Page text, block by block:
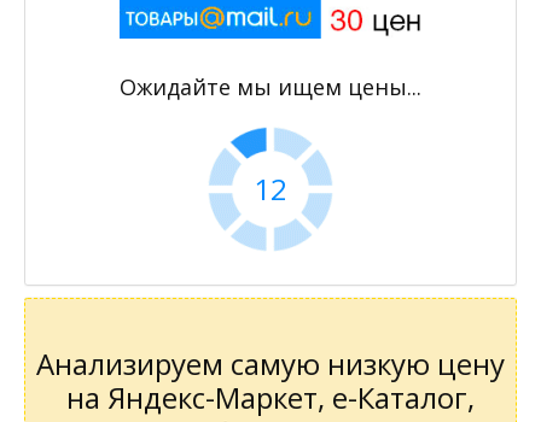
Ожидайте мы ищем цены...
11
Анализируем самую низкую цену
на Яндекс-Маркет, е-Каталог,